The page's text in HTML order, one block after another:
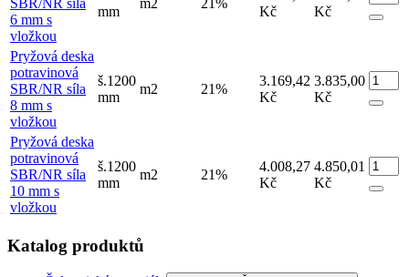
6 mm s
vložkou
mm
Kč
Kč
Pryžová deska
potravinová
SBR/NR síla
8 mm s
vložkou
š.1200
mm
m2 21%
3.169,42
Kč
3.835,00
Kč
Pryžová deska
potravinová
SBR/NR síla
10 mm s
vložkou
š.1200
mm
m2 21%
4.008,27
Kč
4.850,01
Kč
Katalog produktů